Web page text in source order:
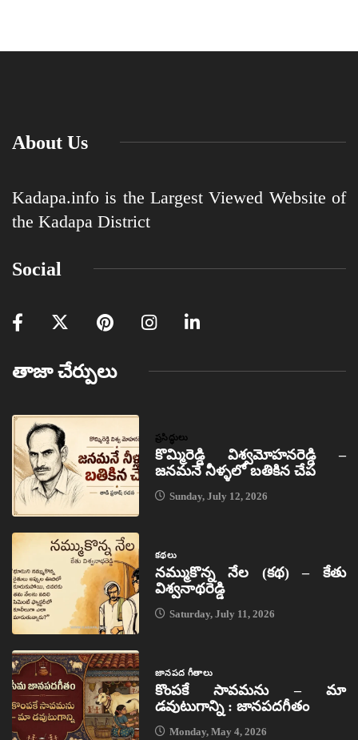
About Us
Kadapa.info is the Largest Viewed Website of
the Kadapa District
Social
తాజా చేర్పులు
ప్రసిద్ధులు
కొమ్మిరెడ్డి విశ్వమోహనరెడ్డి –
జనమనే నీళ్ళలో బతికిన చేప
Sunday, July 12, 2026
కథలు
నమ్ముకొన్న నేల (కథ) – కేతు
విశ్వనాథరెడ్డి
Saturday, July 11, 2026
జానపద గీతాలు
కొంపకే సావమను – మా
డవుటుగాన్ని : జానపదగీతం
Monday, May 4, 2026